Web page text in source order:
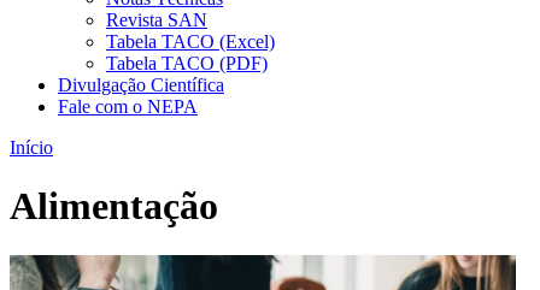
Revista SAN
Tabela TACO (Excel)
Tabela TACO (PDF)
Divulgação Científica
Fale com o NEPA
Início
Alimentação